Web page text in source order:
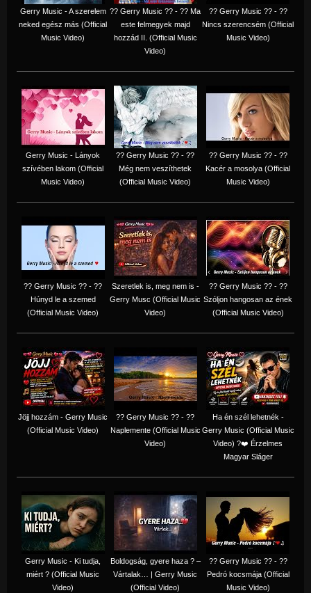
Gerry Music - A szerelem
neked egész más (Official
Music Video)
?? Gerry Music ?? - ?? Ma
este felmegyek majd
hozzád II. (Official Music
Video)
?? Gerry Music ?? - ??
Nincs szerencsém (Official
Music Video)
Gerry Music - Lányok
szívében lakom (Official
Music Video)
?? Gerry Music ?? - ??
Még nem veszíthetek
(Official Music Video)
?? Gerry Music ?? - ??
Kacér a mosolya (Official
Music Video)
?? Gerry Music ?? - ??
Húnyd le a szemed
(Official Music Video)
Szeretlek is, meg nem is -
Gerry Musc (Official Music
Video)
?? Gerry Music ?? - ??
Szóljon hangosan az ének
(Official Music Video)
Jöjj hozzám - Gerry Music
(Official Music Video)
?? Gerry Music ?? - ??
Naplemente (Official Music
Video)
Ha én szél lehetnék -
Gerry Music (Official Music
Video) ?️❤️ Érzelmes
Magyar Sláger
Gerry Music - Ki tudja,
miért ? (Official Music
Video)
Boldogság, gyere haza ? –
Vártalak… | Gerry Music
(Official Video)
?? Gerry Music ?? - ??
Pedró kocsmája (Official
Music Video)